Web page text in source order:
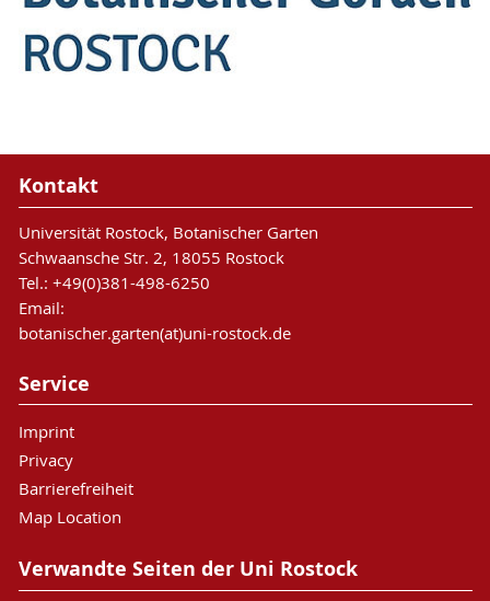
Kontakt
Universität Rostock, Botanischer Garten
Schwaansche Str. 2, 18055 Rostock
Tel.: +49(0)381-498-6250
Email:
botanischer.garten(at)uni-rostock.de
Service
Imprint
Privacy
Barrierefreiheit
Map Location
Verwandte Seiten der Uni Rostock